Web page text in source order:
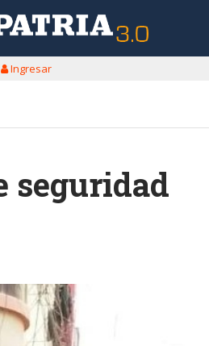
Ingresar
seguridad